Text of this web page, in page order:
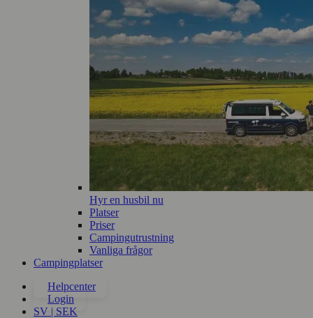
Hyr en husbil nu
Platser
Priser
Campingutrustning
Vanliga frågor
Campingplatser
Helpcenter
Login
SV | SEK